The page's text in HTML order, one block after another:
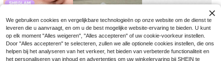
We gebruiken cookies en vergelijkbare technologieën op onze website om de dienst te
leveren die u aanvraagt, en om u de best mogelijke website-ervaring te bieden. U kunt
op elk moment "Alles weigeren", "Alles accepteren" of uw cookie-voorkeur instellen.
Door "Alles accepteren" te selecteren, zullen we alle optionele cookies instellen, die ons
helpen bij het analyseren van het verkeer, het bieden van verbeterde functionaliteit en
het personaliseren van inhoud en advertenties om uw winkelervaring bij SHEIN te